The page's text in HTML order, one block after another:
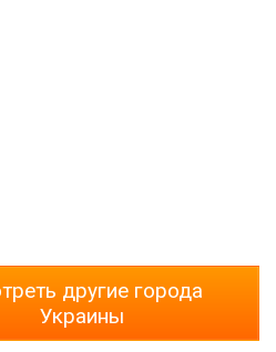
другие города
Украины